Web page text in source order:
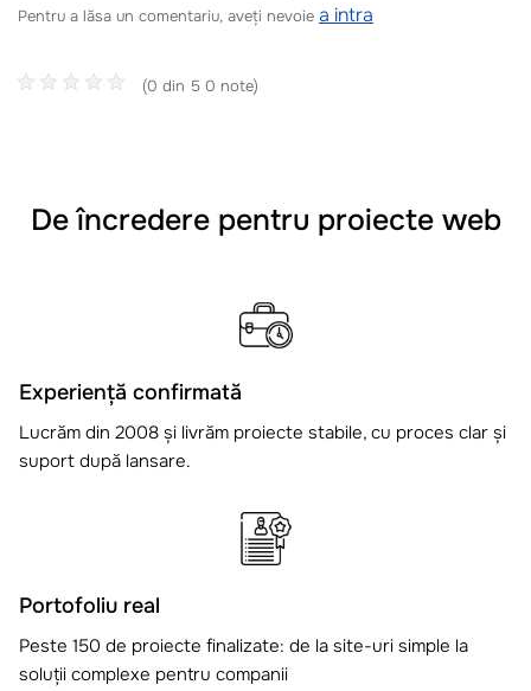
Pentru a lăsa un comentariu, aveți nevoie a intra
(0 din 5 0 note)
De încredere pentru proiecte web
Experiență confirmată
Lucrăm din 2008 și livrăm proiecte stabile, cu proces clar și
suport după lansare.
Portofoliu real
Peste 150 de proiecte finalizate: de la site-uri simple la
soluții complexe pentru companii